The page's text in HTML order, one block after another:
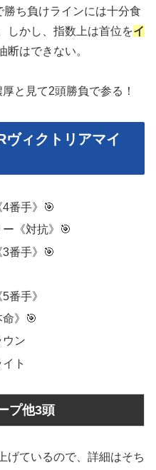
ち負けラインには十分食
しかし、指数上は首位をイ
断はできない。
と見て2頭勝負で参る！
ヴィクトリアマイ
番手》🎯
《対抗》🎯
番手》🎯
番手》
》🎯
ウン
ト
プ他3頭
げているので、詳細はそち